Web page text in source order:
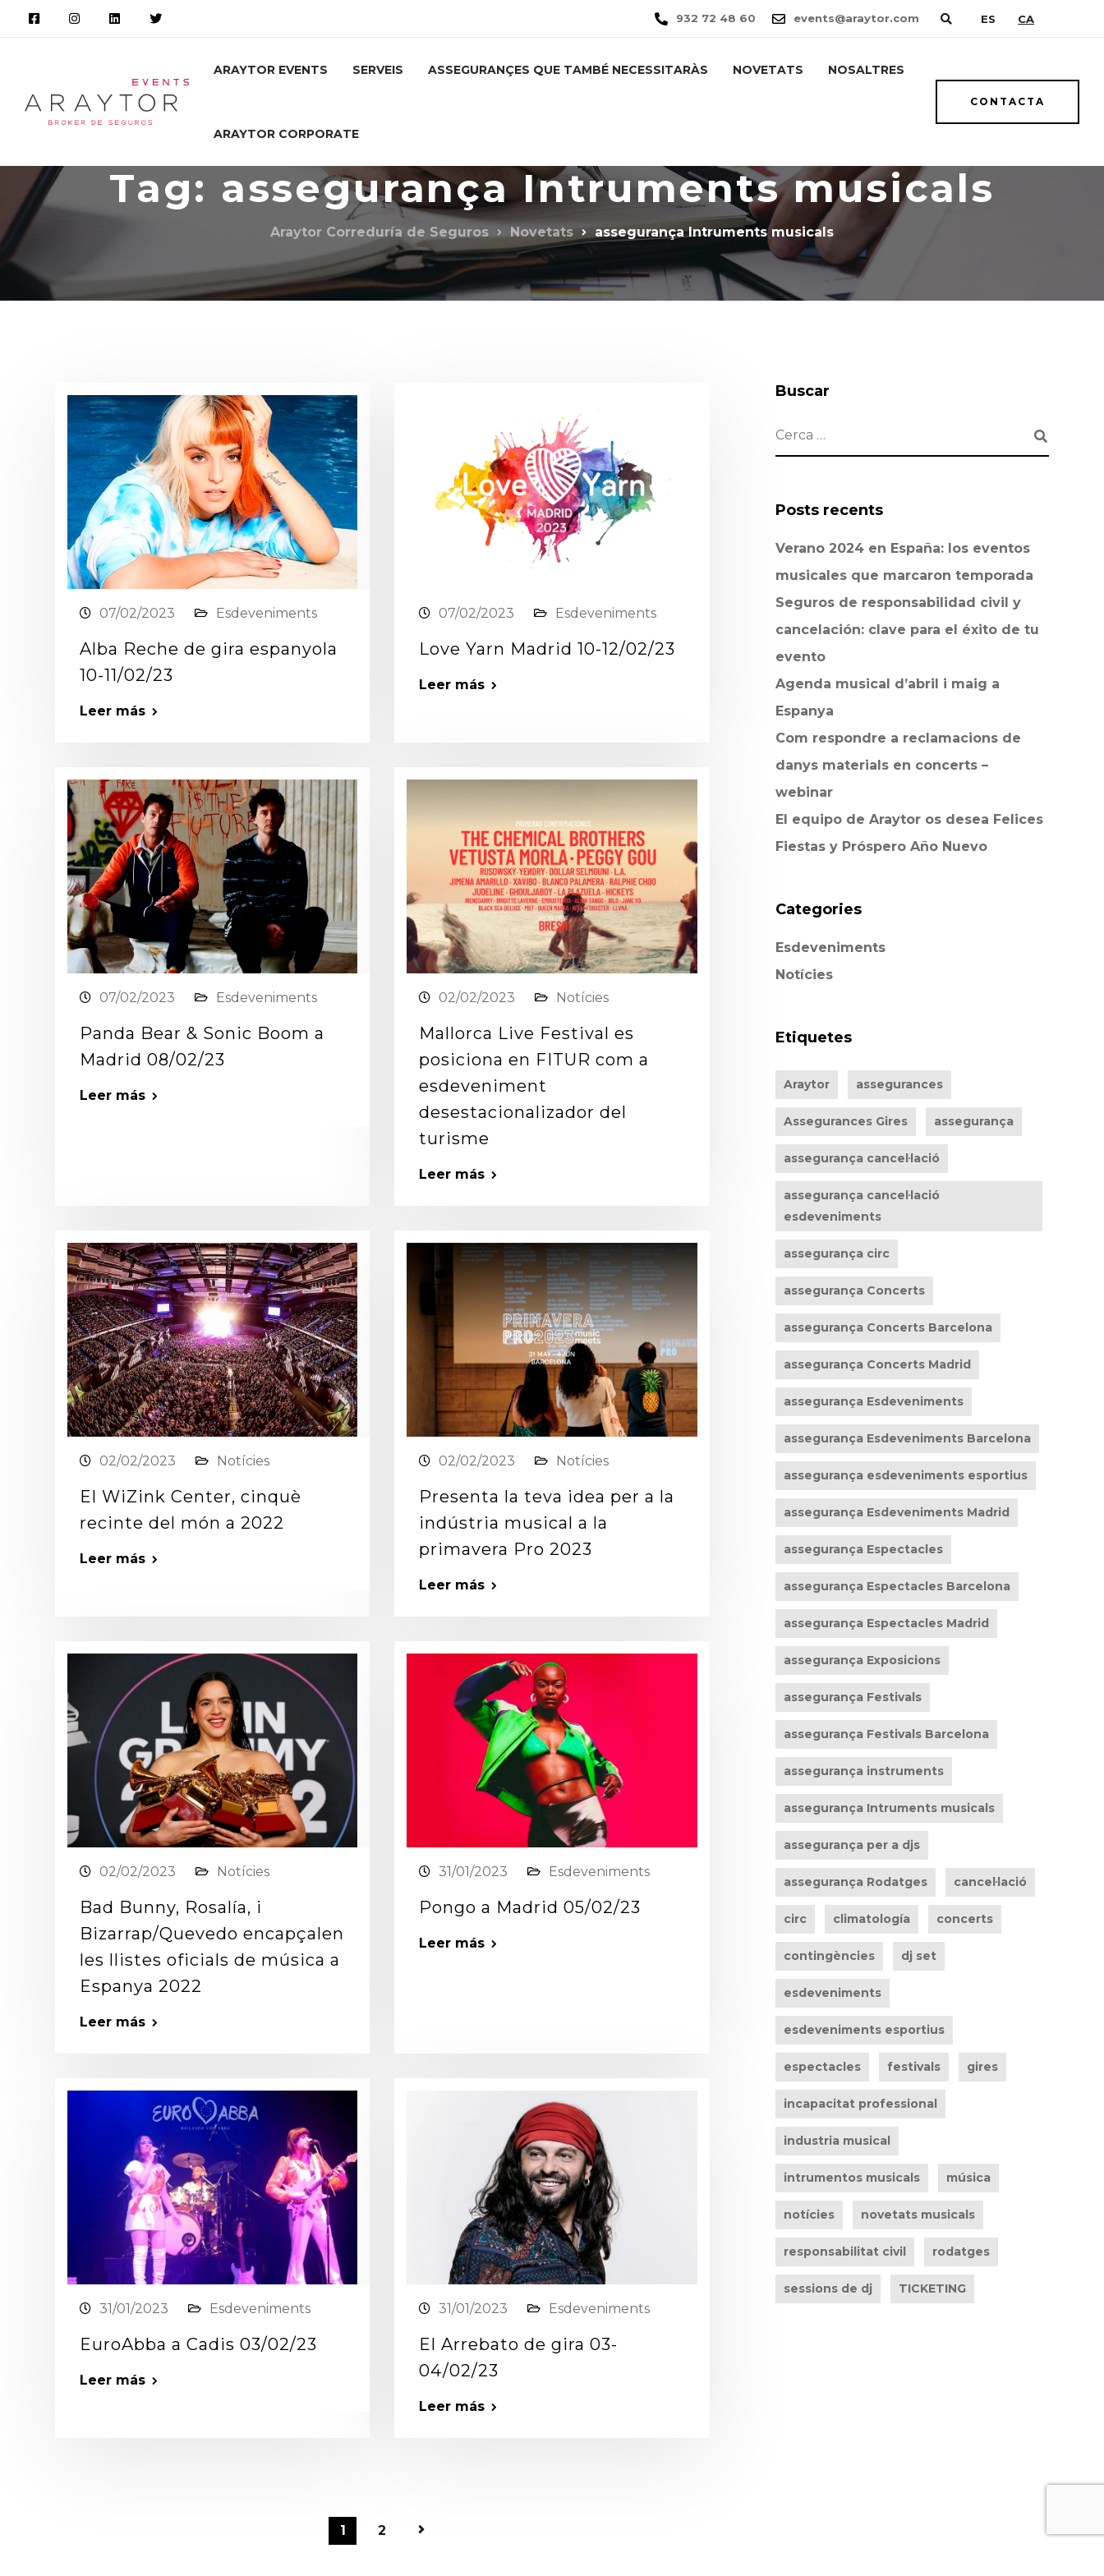
932 72 48 60 events@araytor.com CA
ES
ARAYTOR EVENTS SERVEIS ASSEGURANÇES QUE TAMBÉ NECESSITARÀS NOVETATS NOSALTRES
ARAYTOR CORPORATE
CONTACTA
Tag: assegurança Intruments musicals
Araytor Correduría de Seguros Novetats assegurança Intruments musicals
07/02/2023 Esdeveniments
Alba Reche de gira espanyola
10-11/02/23
Leer más
07/02/2023 Esdeveniments
Love Yarn Madrid 10-12/02/23
Leer más
07/02/2023 Esdeveniments
Panda Bear & Sonic Boom a
Madrid 08/02/23
Leer más
02/02/2023 Notícies
Mallorca Live Festival es
posiciona en FITUR com a
esdeveniment
desestacionalizador del
turisme
Leer más
02/02/2023 Notícies
El WiZink Center, cinquè
recinte del món a 2022
Leer más
02/02/2023 Notícies
Presenta la teva idea per a la
indústria musical a la
primavera Pro 2023
Leer más
02/02/2023 Notícies
Bad Bunny, Rosalía, i
Bizarrap/Quevedo encapçalen
les llistes oficials de música a
Espanya 2022
Leer más
31/01/2023 Esdeveniments
Pongo a Madrid 05/02/23
Leer más
31/01/2023 Esdeveniments
EuroAbba a Cadis 03/02/23
Leer más
31/01/2023 Esdeveniments
El Arrebato de gira 03-
04/02/23
Leer más
1 2
Buscar
Posts recents
Verano 2024 en España: los eventos
musicales que marcaron temporada
Seguros de responsabilidad civil y
cancelación: clave para el éxito de tu
evento
Agenda musical d’abril i maig a
Espanya
Com respondre a reclamacions de
danys materials en concerts –
webinar
El equipo de Araytor os desea Felices
Fiestas y Próspero Año Nuevo
Categories
Esdeveniments
Notícies
Etiquetes
Araytor assegurances
Assegurances Gires assegurança
assegurança cancel·lació
assegurança cancel·lació
esdeveniments
assegurança circ
assegurança Concerts
assegurança Concerts Barcelona
assegurança Concerts Madrid
assegurança Esdeveniments
assegurança Esdeveniments Barcelona
assegurança esdeveniments esportius
assegurança Esdeveniments Madrid
assegurança Espectacles
assegurança Espectacles Barcelona
assegurança Espectacles Madrid
assegurança Exposicions
assegurança Festivals
assegurança Festivals Barcelona
assegurança instruments
assegurança Intruments musicals
assegurança per a djs
assegurança Rodatges cancel·lació
circ climatología concerts
contingències dj set
esdeveniments
esdeveniments esportius
espectacles festivals gires
incapacitat professional
industria musical
intrumentos musicals música
notícies novetats musicals
responsabilitat civil rodatges
sessions de dj TICKETING